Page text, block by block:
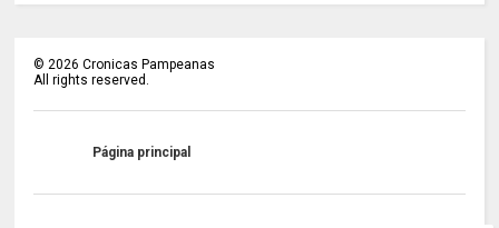
© 2026 Cronicas Pampeanas
All rights reserved.
Página principal